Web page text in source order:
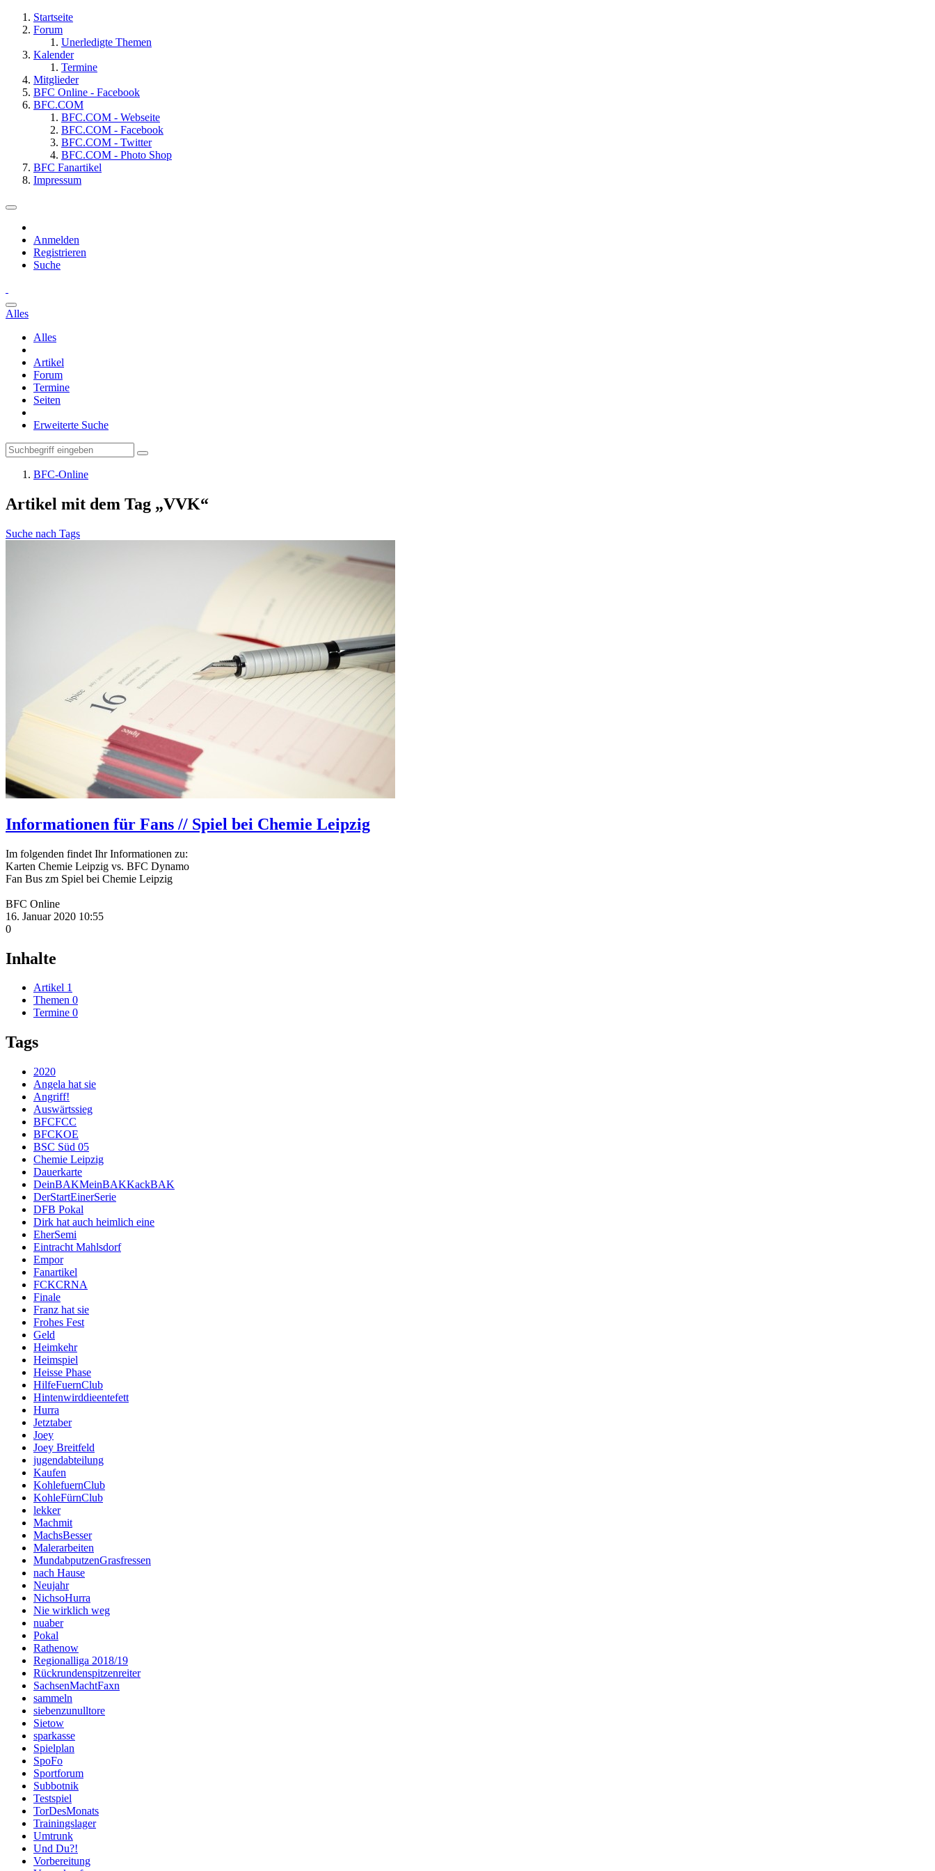
Startseite
Forum
Unerledigte Themen
Kalender
Termine
Mitglieder
BFC Online - Facebook
BFC.COM
BFC.COM - Webseite
BFC.COM - Facebook
BFC.COM - Twitter
BFC.COM - Photo Shop
BFC Fanartikel
Impressum
Anmelden
Registrieren
Suche
Alles
Alles
Artikel
Forum
Termine
Seiten
Erweiterte Suche
BFC-Online
Artikel mit dem Tag „VVK“
Suche nach Tags
Informationen für Fans // Spiel bei Chemie Leipzig
Im folgenden findet Ihr Informationen zu:
Karten Chemie Leipzig vs. BFC Dynamo
Fan Bus zm Spiel bei Chemie Leipzig
BFC Online
16. Januar 2020 10:55
0
Inhalte
Artikel 1
Themen 0
Termine 0
Tags
2020
Angela hat sie
Angriff!
Auswärtssieg
BFCFCC
BFCKOE
BSC Süd 05
Chemie Leipzig
Dauerkarte
DeinBAKMeinBAKKackBAK
DerStartEinerSerie
DFB Pokal
Dirk hat auch heimlich eine
EherSemi
Eintracht Mahlsdorf
Empor
Fanartikel
FCKCRNA
Finale
Franz hat sie
Frohes Fest
Geld
Heimkehr
Heimspiel
Heisse Phase
HilfeFuernClub
Hintenwirddieentefett
Hurra
Jetztaber
Joey
Joey Breitfeld
jugendabteilung
Kaufen
KohlefuernClub
KohleFürnClub
lekker
Machmit
MachsBesser
Malerarbeiten
MundabputzenGrasfressen
nach Hause
Neujahr
NichsoHurra
Nie wirklich weg
nuaber
Pokal
Rathenow
Regionalliga 2018/19
Rückrundenspitzenreiter
SachsenMachtFaxn
sammeln
siebenzunulltore
Sietow
sparkasse
Spielplan
SpoFo
Sportforum
Subbotnik
Testspiel
TorDesMonats
Trainingslager
Umtrunk
Und Du?!
Vorbereitung